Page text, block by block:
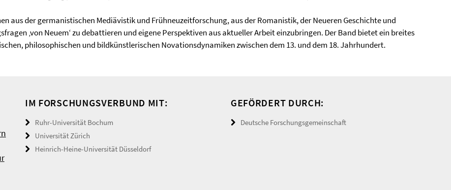
aus der germanistischen Mediävistik und Frühneuzeitforschung, aus der Romanistik, der Neueren Geschichte und
‚von Neuem‘ zu debattieren und eigene Perspektiven aus aktueller Arbeit einzubringen. Der Band bietet ein breites
philosophischen und bildkünstlerischen Novationsdynamiken zwischen dem 13. und dem 18. Jahrhundert.
IM FORSCHUNGSVERBUND MIT:
Ruhr-Universität Bochum
Universität Zürich
Heinrich-Heine-Universität Düsseldorf
GEFÖRDERT DURCH:
Deutsche Forschungsgemeinschaft